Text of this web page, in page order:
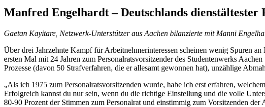
Manfred Engelhardt – Deutschlands dienstältester
Gaetan Kayitare, Netzwerk-Unterstützer aus Aachen bilanzierte mit Manni
Über drei Jahrzehnte Kampf für Arbeitnehmerinteressen scheinen wenig Spuren
ersten Mal mit 24 Jahren zum Personalratsvorsitzender des Studentenwerks
Prozesse (davon 50 Strafverfahren, die er allesamt gewonnen hat), unzählige
„Als ich 1975 zum Personalratsvorsitzenden wurde, habe ich erst erfahren,
Erfolgreich kannst du nur sein, wenn du die richtige Einstellung und die volle
80-90 Prozent der Stimmen zum Personalrat und einstimmig zum Vorsitzenden der